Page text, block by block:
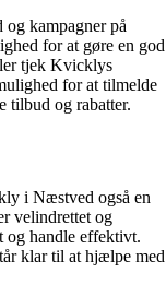
kampagner på
for at gøre en god
tjek Kvicklys
for at tilmelde
tilbud og rabatter.
i Næstved også en
velindrettet og
og handle effektivt.
klar til at hjælpe med